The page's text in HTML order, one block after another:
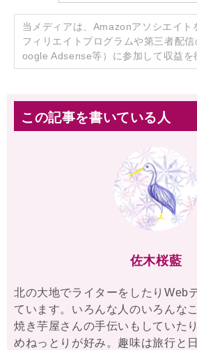
当メディアは、Amazonアソシエイト
フィリエイトプログラムや第三者配
oogle Adsense等）に参加して収益を
この記事を書いている人
佐木桜藍
北の大地でライターをしたりWeb
ています。いろんな人のいろんな
焼き芋屋さんの手伝いもしていた
めねっとりが好み。趣味は旅行と